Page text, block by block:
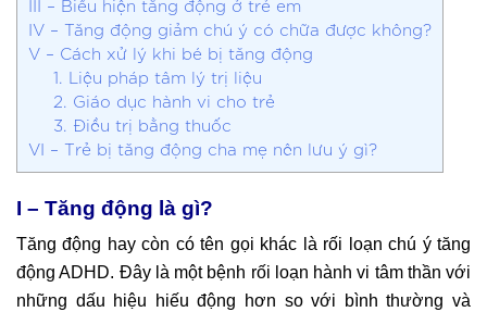
III – Biểu hiện tăng động ở trẻ em
IV – Tăng động giảm chú ý có chữa được không?
V – Cách xử lý khi bé bị tăng động
1. Liệu pháp tâm lý trị liệu
2. Giáo dục hành vi cho trẻ
3. Điều trị bằng thuốc
VI – Trẻ bị tăng động cha mẹ nên lưu ý gì?
I – Tăng động là gì?
Tăng động hay còn có tên gọi khác là rối loạn chú ý tăng
động ADHD. Đây là một bệnh rối loạn hành vi tâm thần với
những dấu hiệu hiếu động hơn so với bình thường và